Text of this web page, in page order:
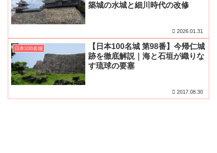
築城の水城と細川時代の改修
2026.01.31
日本100名城
【日本100名城 第98番】今帰仁城
跡を徹底解説｜海と石垣が織りな
す琉球の要塞
2017.08.30